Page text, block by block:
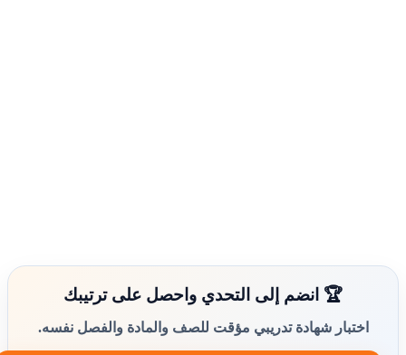
🏆 انضم إلى التحدي واحصل على ترتيبك
اختبار شهادة تدريبي مؤقت للصف والمادة والفصل نفسه.